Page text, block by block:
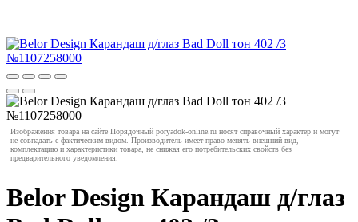
Изображения товара на сайте Порядочный poryadok-online.ru носят справочный характер и могут
не совпадать с фактическим видом. Производитель имеет право менять внешний вид,
комплектацию и характеристики товара, не снижая его потребительских свойств без
предварительного уведомления.
Belor Design Карандаш д/глаз